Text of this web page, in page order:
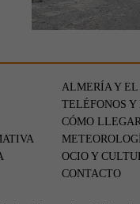
ALMERÍA Y EL
TELÉFONOS Y
CÓMO
OCIO Y
CONTACTO